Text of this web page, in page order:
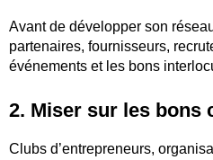
Avant de développer son
partenaires, fournisseurs,
événements et les bons
2. Miser sur les bons
Clubs d’entrepreneurs,